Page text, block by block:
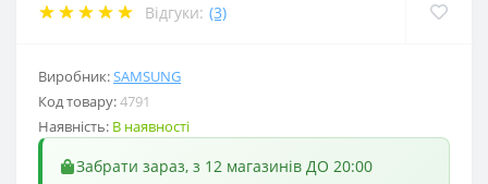
Відгуки: (3)
Виробник:SAMSUNG
Код товару:4791
Наявність: В наявності
Забрати зараз, з 12 магазинів ДО 20:00